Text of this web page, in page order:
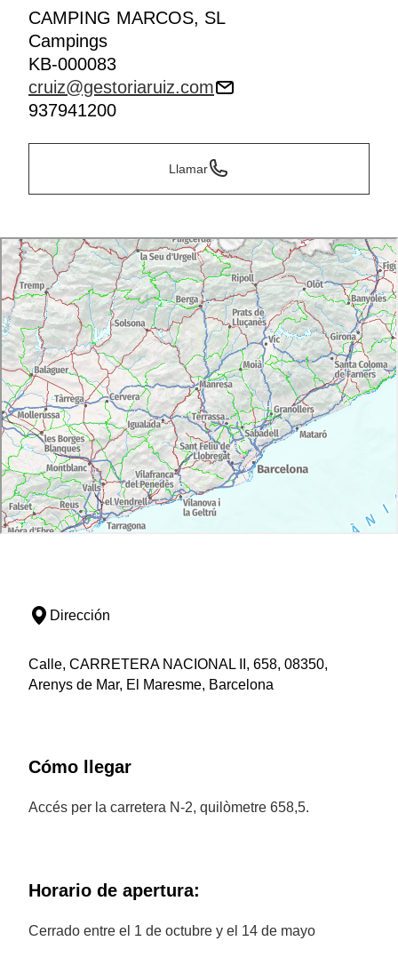
CAMPING MARCOS, SL
Campings
KB-000083
cruiz@gestoriaruiz.com
937941200
Llamar
Dirección
Calle, CARRETERA NACIONAL II, 658, 08350,
Arenys de Mar, El Maresme, Barcelona
Cómo llegar
Accés per la carretera N-2, quilòmetre 658,5.
Horario de apertura:
Cerrado entre el 1 de octubre y el 14 de mayo